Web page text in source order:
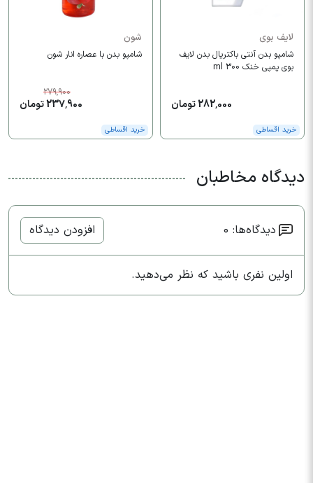
لایف بوی
شامپو بدن آنتی باکتریال بدن لایف
بوی پمپی خنک 300 ml
282,000 تومان
خرید اقساطی
شون
شامپو بدن با عصاره انار شون
279,900
237,900 تومان
خرید اقساطی
دیدگاه مخاطبان
دیدگاه‌ها: 0 افزودن دیدگاه
اولین نفری باشید که نظر می‌دهید.